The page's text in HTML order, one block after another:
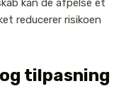
kan de afpelse et
reducerer risikoen
tilpasning